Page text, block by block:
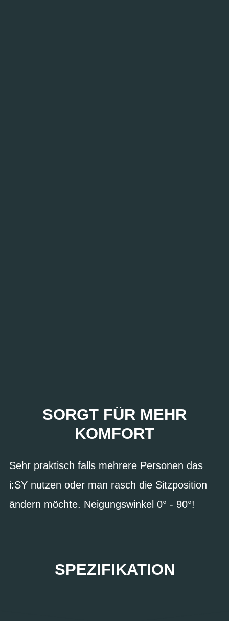
SORGT FÜR MEHR
KOMFORT
Sehr praktisch falls mehrere Personen das
i:SY nutzen oder man rasch die Sitzposition
ändern möchte. Neigungswinkel 0° - 90°!
SPEZIFIKATION